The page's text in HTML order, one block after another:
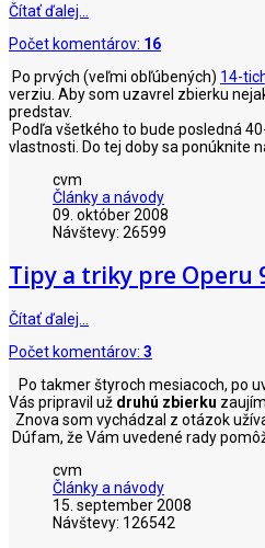
Čítať ďalej…
Počet komentárov: 16
Po prvých (veľmi obľúbených) 14-
verziu. Aby som uzavrel zbierku
predstav.
Podľa všetkého to bude posledná
vlastnosti. Do tej doby sa ponúknite
cvm
Články a návody
09. október 2008
Návštevy: 26599
Tipy a triky pre Operu
Čítať ďalej…
Počet komentárov: 3
Po takmer štyroch mesiacoch, po
Vás pripravil už druhú zbierku
Znova som vychádzal z otázok
Dúfam, že Vám uvedené rady
cvm
Články a návody
15. september 2008
Návštevy: 126542